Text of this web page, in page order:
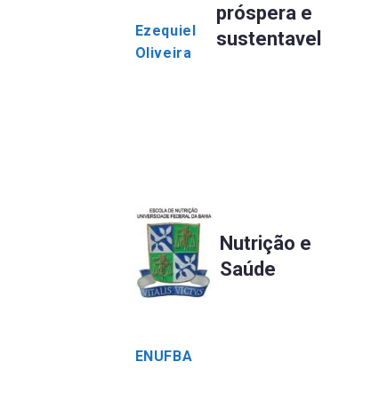
Ezequiel
Oliveira
próspera e
sustentavel
ENUFBA
Nutrição e
Saúde